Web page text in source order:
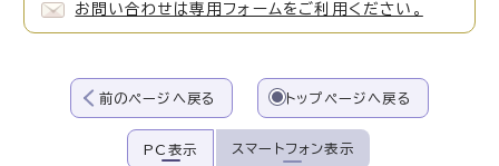
お問い合わせは専用フォームをご利用ください。
前のページへ戻る トップページへ戻る
PC表示 スマートフォン表示